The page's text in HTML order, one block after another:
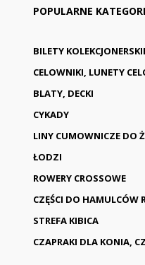
POPULARNE
BILETY
CELOWNIKI, LUNETY
BLATY, DECKI
CYKADY
LINY CUMOWNICZE DO
ŁODZI
ROWERY CROSSOWE
CZĘŚCI DO HAMULCÓW
STREFA KIBICA
CZAPRAKI DLA KONIA,